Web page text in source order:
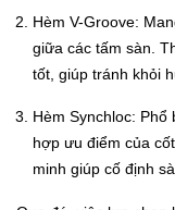
Hèm V-Groove:
giữa các tấm sàn.
tốt, giúp tránh khỏi
Hèm Synchloc:
hợp ưu điểm của
minh giúp cố định